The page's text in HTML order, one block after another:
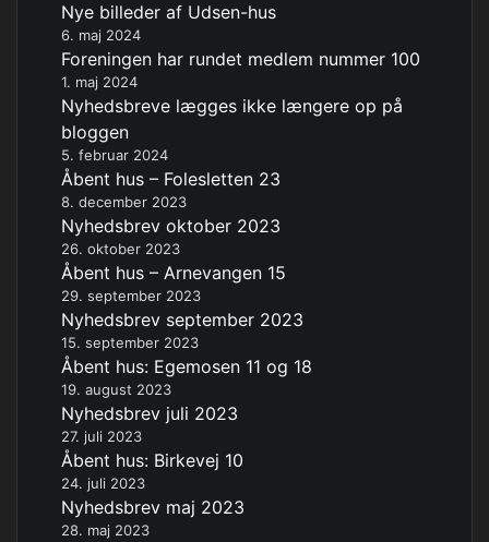
Nye billeder af Udsen-hus
6. maj 2024
Foreningen har rundet medlem nummer 100
1. maj 2024
Nyhedsbreve lægges ikke længere op på
bloggen
5. februar 2024
Åbent hus – Folesletten 23
8. december 2023
Nyhedsbrev oktober 2023
26. oktober 2023
Åbent hus – Arnevangen 15
29. september 2023
Nyhedsbrev september 2023
15. september 2023
Åbent hus: Egemosen 11 og 18
19. august 2023
Nyhedsbrev juli 2023
27. juli 2023
Åbent hus: Birkevej 10
24. juli 2023
Nyhedsbrev maj 2023
28. maj 2023